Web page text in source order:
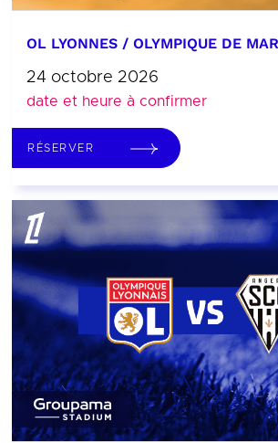
OL LYONNES / OLYMPIQUE DE
24 octobre 2026
date et heure à confirmer
RÉSERVER